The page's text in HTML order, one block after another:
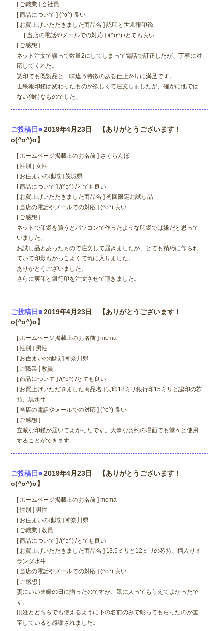
[ ご職業 ] 会社員
[ 商品について ] (^o^) 良い
[ お買上げいただきました商品名 ] 認印と世果報印鑑
[ 当店の電話やメールでの対応 ] /(^o^) /とても良い
[ ご感想 ]
ネット注文で誤って数量2にしてしまって電話で訂正したが、丁寧に対
応してくれた。
認印でも既製品と一味違う特徴のある仕上がりに満足です。
世果報印鑑は変わったものが欲しくて注文しましたが、確かに他では
ない独特なものでした。
ご投稿日■ 2019年4月23日 【ありがとうございます！
o(^o^)o】
[ ホームページ掲載上のお名前 ] さくらんぼ
[ 性別 ] 女性
[ お住まいの地域 ] 茨城県
[ 商品について ] /(^o^) /とても良い
[ お買上げいただきました商品名 ] 初回限定お試し品
[ 当店の電話やメールでの対応 ] (^o^) 良い
[ ご感想 ]
ネットで印鑑を買うとパソコンで作ったような印鑑では嫌だと思って
いました。
お試し品とあったもので注文して届きましたが、とても精巧に作られ
ていて印影もかっこよくて気に入りました。
ありがとうございました。
さらに実印と銀行印を注文させて頂きました。
ご投稿日■ 2019年4月23日 【ありがとうございます！
o(^o^)o】
[ ホームページ掲載上のお名前 ] moma
[ 性別 ] 男性
[ お住まいの地域 ] 神奈川県
[ ご職業 ] 教員
[ 商品について ] /(^o^) /とても良い
[ お買上げいただきました商品名 ] 実印18ミリ銀行印15ミリと認印の芯
持、黒水牛
[ 当店の電話やメールでの対応 ] (^o^) 良い
[ ご感想 ]
立派な印鑑が届いてよかったです。大事な契約の場面でも堂々と使用
することができます。
ご投稿日■ 2019年4月23日 【ありがとうございます！
o(^o^)o】
[ ホームページ掲載上のお名前 ] moma
[ 性別 ] 男性
[ お住まいの地域 ] 神奈川県
[ ご職業 ] 教員
[ 商品について ] /(^o^) /とても良い
[ お買上げいただきました商品名 ] 13.5ミリと12ミリの芯持、柄入りオ
ランダ水牛
[ 当店の電話やメールでの対応 ] (^o^) 良い
[ ご感想 ]
妻にいい夫婦の日に贈ったのですが、気に入ってもらえてよかったで
す。
旧姓とどちらでも使えるように下の名前のみで彫ってもらったのが重
宝していると感謝されました。